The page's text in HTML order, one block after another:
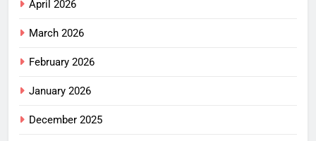
April 2026
March 2026
February 2026
January 2026
December 2025